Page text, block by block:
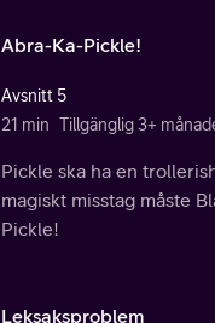
Abra-Ka-Pickle!
Avsnitt 5
21 min Tillgänglig 3+
Pickle ska ha en
magiskt misstag måste
Pickle!
Leksaksproblem